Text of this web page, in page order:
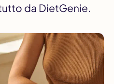
da DietGenie.